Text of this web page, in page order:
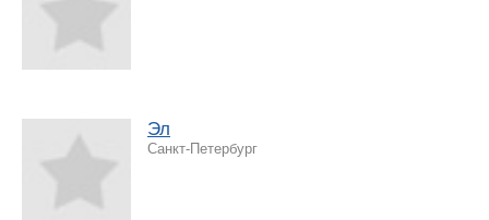
Эл
Санкт-Петербург